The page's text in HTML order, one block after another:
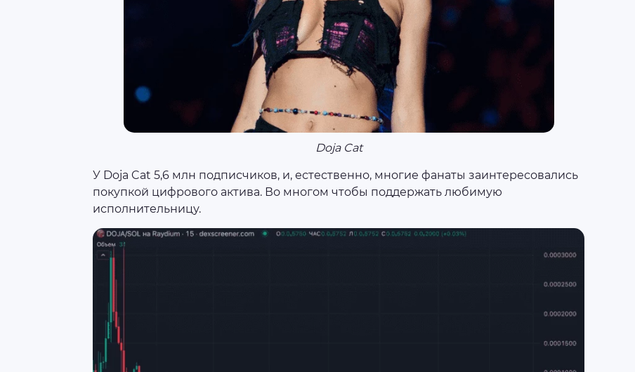
Doja Cat
У Doja Cat 5,6 млн подписчиков, и, естественно, многие фанаты заинтересовались
покупкой цифрового актива. Во многом чтобы поддержать любимую
исполнительницу.